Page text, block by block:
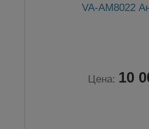
VA-AM8022
Цена: 10